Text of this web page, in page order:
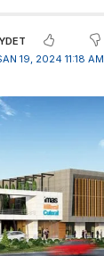
19, 2024 11:18 AM